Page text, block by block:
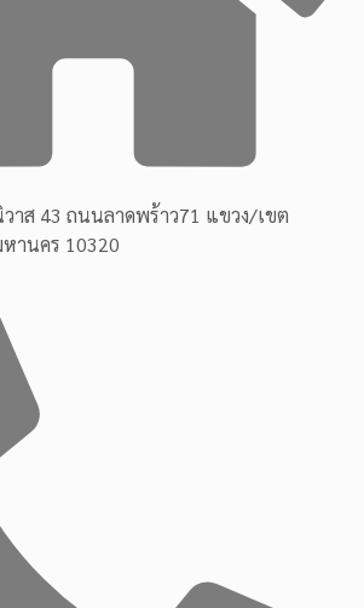
าส 43 ถนนลาดพร้าว71 แขวง/เขต
านคร 10320